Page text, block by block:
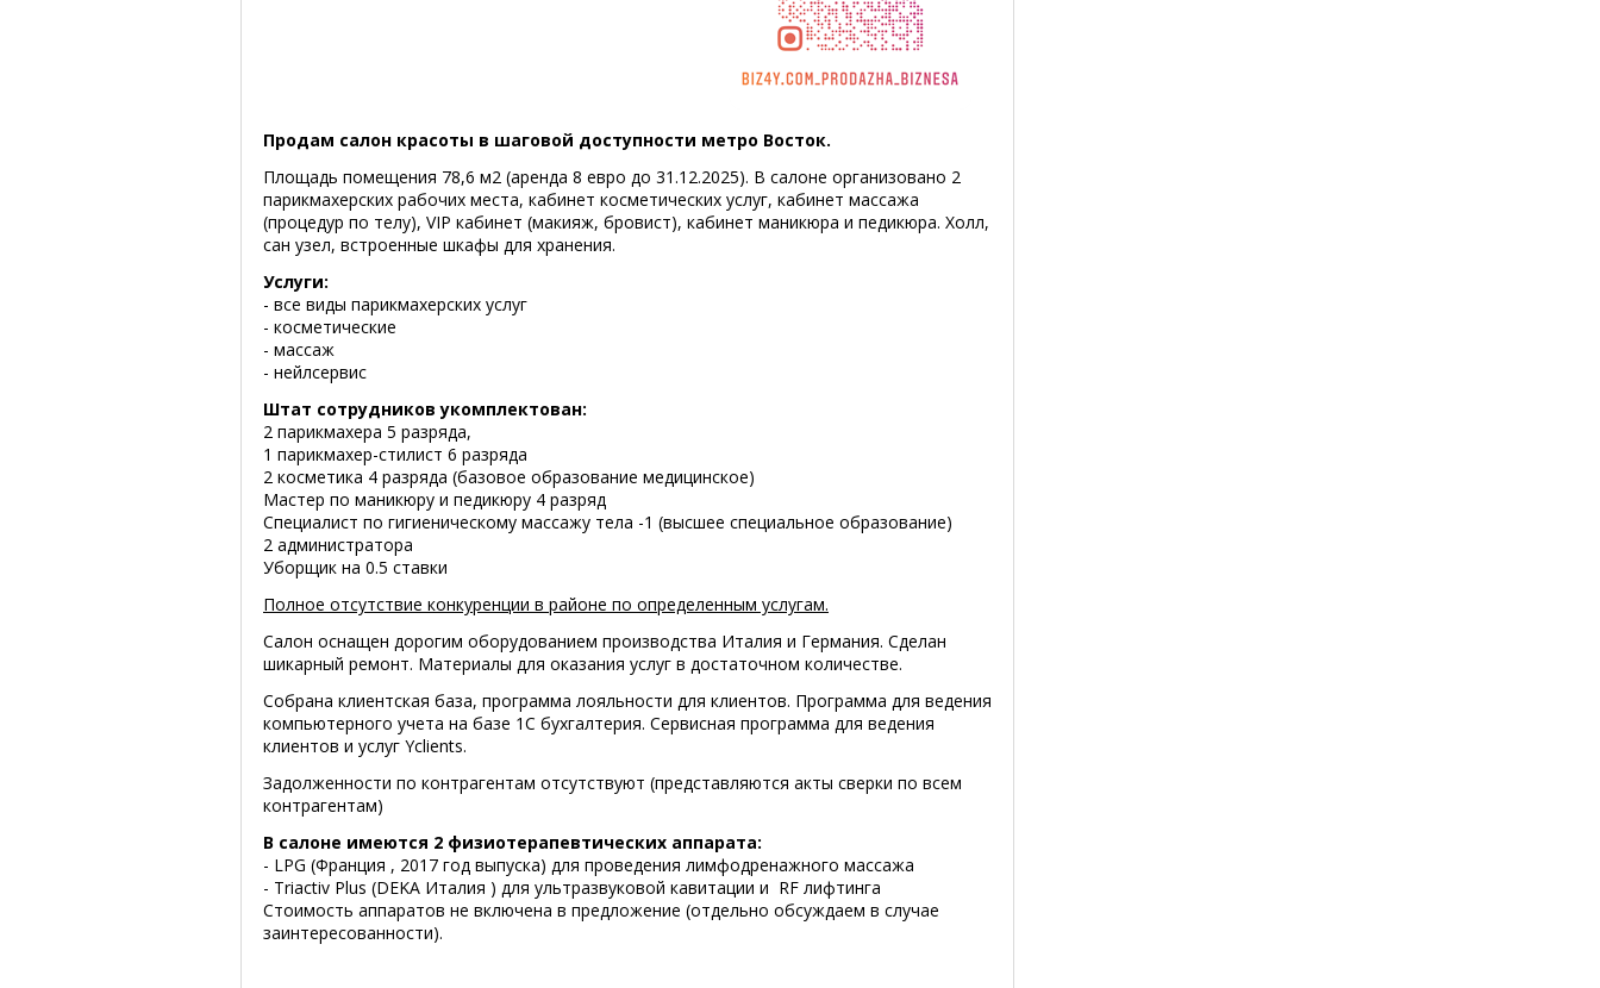
Продам салон красоты в шаговой доступности метро Восток.
Площадь помещения 78,6 м2 (аренда 8 евро до 31.12.2025). В салоне организовано 2
парикмахерских рабочих места, кабинет косметических услуг, кабинет массажа
(процедур по телу), VIP кабинет (макияж, бровист), кабинет маникюра и педикюра. Холл,
сан узел, встроенные шкафы для хранения.
Услуги:
- все виды парикмахерских услуг
- косметические
- массаж
- нейлсервис
Штат сотрудников укомплектован:
2 парикмахера 5 разряда,
1 парикмахер-стилист 6 разряда
2 косметика 4 разряда (базовое образование медицинское)
Мастер по маникюру и педикюру 4 разряд
Специалист по гигиеническому массажу тела -1 (высшее специальное образование)
2 администратора
Уборщик на 0.5 ставки
Полное отсутствие конкуренции в районе по определенным услугам.
Салон оснащен дорогим оборудованием производства Италия и Германия. Сделан
шикарный ремонт. Материалы для оказания услуг в достаточном количестве.
Собрана клиентская база, программа лояльности для клиентов. Программа для ведения
компьютерного учета на базе 1С бухгалтерия. Сервисная программа для ведения
клиентов и услуг Yclients.
Задолженности по контрагентам отсутствуют (представляются акты сверки по всем
контрагентам)
В салоне имеются 2 физиотерапевтических аппарата:
- LPG (Франция , 2017 год выпуска) для проведения лимфодренажного массажа
- Triactiv Plus (DEKA Италия ) для ультразвуковой кавитации и RF лифтинга
Стоимость аппаратов не включена в предложение (отдельно обсуждаем в случае
заинтересованности).